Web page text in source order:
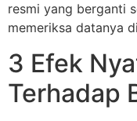
resmi yang berganti
memeriksa datanya
3 Efek
Terhadap